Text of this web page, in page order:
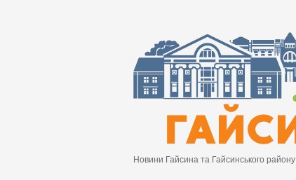
Новини Гайсина та Гайсинського району